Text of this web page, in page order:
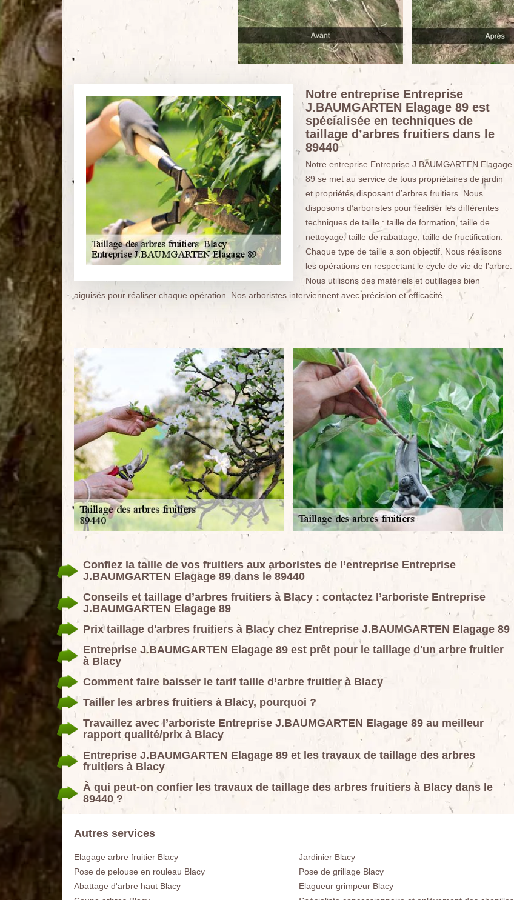
Notre entreprise Entreprise
J.BAUMGARTEN Elagage 89 est
spécialisée en techniques de
taillage d’arbres fruitiers dans le
89440
Notre entreprise Entreprise J.BAUMGARTEN Elagage
89 se met au service de tous propriétaires de jardin
et propriétés disposant d’arbres fruitiers. Nous
disposons d’arboristes pour réaliser les différentes
techniques de taille : taille de formation, taille de
nettoyage, taille de rabattage, taille de fructification.
Chaque type de taille a son objectif. Nous réalisons
les opérations en respectant le cycle de vie de l’arbre.
Nous utilisons des matériels et outillages bien
aiguisés pour réaliser chaque opération. Nos arboristes interviennent avec précision et efficacité.
Confiez la taille de vos fruitiers aux arboristes de l’entreprise Entreprise
J.BAUMGARTEN Elagage 89 dans le 89440
Conseils et taillage d’arbres fruitiers à Blacy : contactez l’arboriste Entreprise
J.BAUMGARTEN Elagage 89
Prix taillage d'arbres fruitiers à Blacy chez Entreprise J.BAUMGARTEN Elagage 89
Entreprise J.BAUMGARTEN Elagage 89 est prêt pour le taillage d'un arbre fruitier
à Blacy
Comment faire baisser le tarif taille d’arbre fruitier à Blacy
Tailler les arbres fruitiers à Blacy, pourquoi ?
Travaillez avec l’arboriste Entreprise J.BAUMGARTEN Elagage 89 au meilleur
rapport qualité/prix à Blacy
Entreprise J.BAUMGARTEN Elagage 89 et les travaux de taillage des arbres
fruitiers à Blacy
À qui peut-on confier les travaux de taillage des arbres fruitiers à Blacy dans le
89440 ?
Autres services
Elagage arbre fruitier Blacy
Pose de pelouse en rouleau Blacy
Abattage d'arbre haut Blacy
Jardinier Blacy
Pose de grillage Blacy
Elagueur grimpeur Blacy